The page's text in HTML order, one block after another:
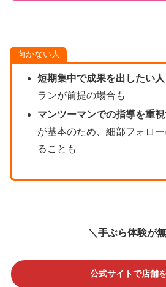
向かない人
短期集中で成果を出したい人
ランが前提の場合も
マンツーマンでの指導を重
が基本のため、細部フォロ
ることも
＼手ぶら体験が
公式サイトで店舗